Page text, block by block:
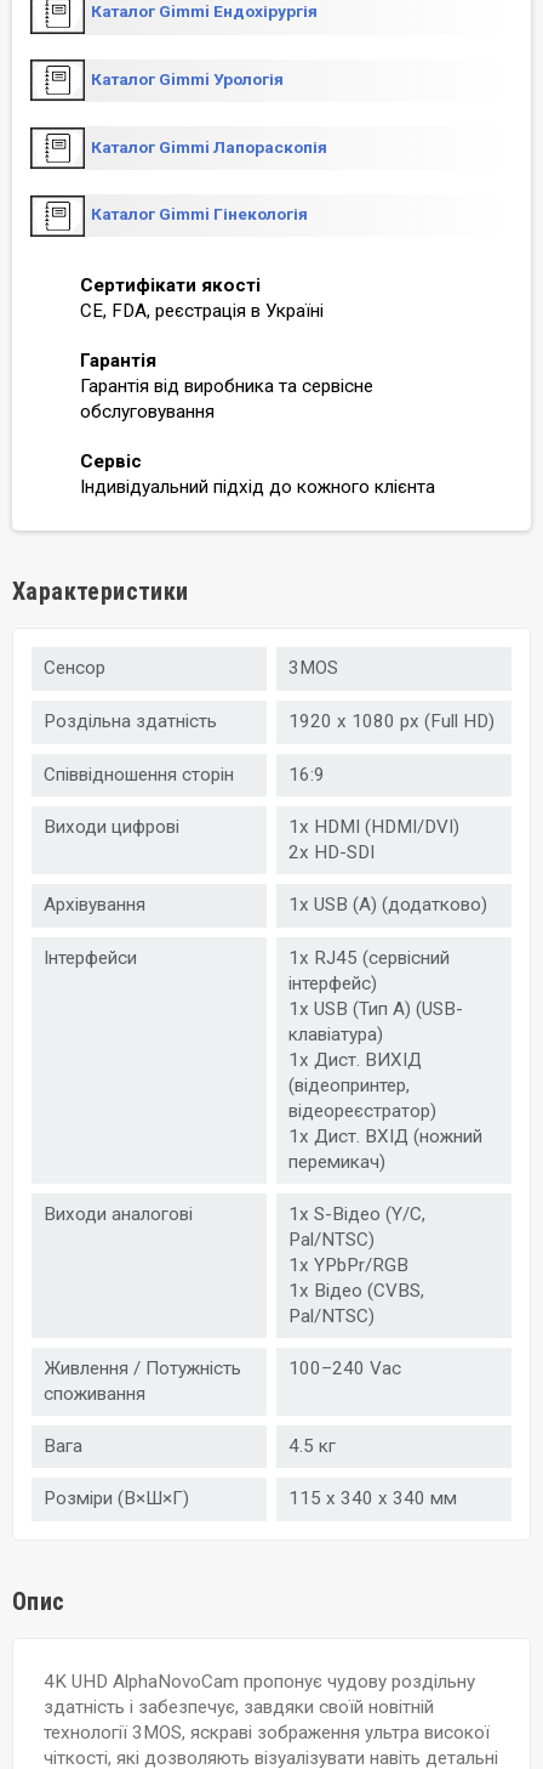
Каталог Gimmi Ендохірургія
Каталог Gimmi Урологія
Каталог Gimmi Лапораскопія
Каталог Gimmi Гінекологія
Сертифікати якості
CE, FDA, реєстрація в Україні
Гарантія
Гарантія від виробника та сервісне
обслуговування
Сервіс
Індивідуальний підхід до кожного клієнта
Характеристики
Сенсор 3MOS
Роздільна здатність 1920 x 1080 px (Full HD)
Співвідношення сторін 16:9
Виходи цифрові
1x HDMI (HDMI/DVI)
2x HD-SDI
Архівування 1x USB (A) (додатково)
Інтерфейси
1x RJ45 (сервісний
інтерфейс)
1x USB (Тип А) (USB-
клавіатура)
1x Дист. ВИХІД
(відеопринтер,
відеореєстратор)
1x Дист. ВХІД (ножний
перемикач)
Виходи аналогові
1x S-Відео (Y/C,
Pal/NTSC)
1x YPbPr/RGB
1x Відео (CVBS,
Pal/NTSC)
Живлення / Потужність
споживання
100–240 Vac
Вага 4.5 кг
Розміри (В×Ш×Г) 115 x 340 x 340 мм
Опис
4K UHD AlphaNovoCam пропонує чудову роздільну
здатність і забезпечує, завдяки своїй новітній
технології 3MOS, яскраві зображення ультра високої
чіткості, які дозволяють візуалізувати навіть детальні